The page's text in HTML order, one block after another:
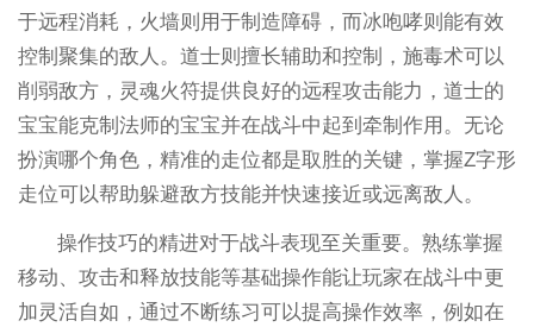
于远程消耗，火墙则用于制造障碍，而冰咆哮则能有效
控制聚集的敌人。道士则擅长辅助和控制，施毒术可以
削弱敌方，灵魂火符提供良好的远程攻击能力，道士的
宝宝能克制法师的宝宝并在战斗中起到牵制作用。无论
扮演哪个角色，精准的走位都是取胜的关键，掌握Z字形
走位可以帮助躲避敌方技能并快速接近或远离敌人。
操作技巧的精进对于战斗表现至关重要。熟练掌握
移动、攻击和释放技能等基础操作能让玩家在战斗中更
加灵活自如，通过不断练习可以提高操作效率，例如在